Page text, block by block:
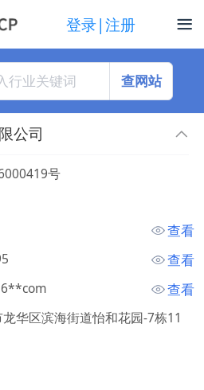
登录|注册
查网站
公司
号
查看
查看
查看
华区滨海街道怡和花园-7栋11